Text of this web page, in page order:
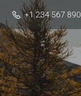
+1 234 567 890